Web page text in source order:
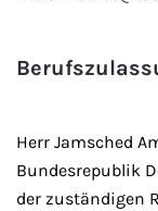
Herr Jamsched
Bundesrepublik
der zuständigen